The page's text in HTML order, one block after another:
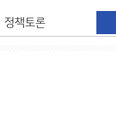
정책토론